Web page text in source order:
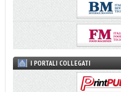
I PORTALI COLLEGATI